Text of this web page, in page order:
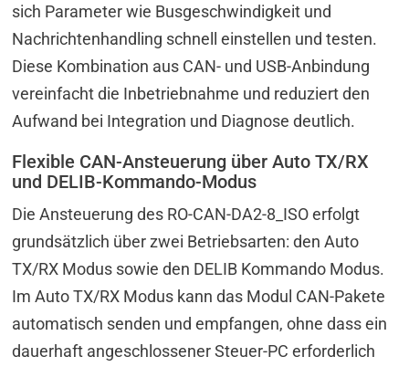
sich Parameter wie Busgeschwindigkeit und
Nachrichtenhandling schnell einstellen und testen.
Diese Kombination aus CAN- und USB-Anbindung
vereinfacht die Inbetriebnahme und reduziert den
Aufwand bei Integration und Diagnose deutlich.
Flexible CAN-Ansteuerung über Auto TX/RX
und DELIB-Kommando-Modus
Die Ansteuerung des RO-CAN-DA2-8_ISO erfolgt
grundsätzlich über zwei Betriebsarten: den Auto
TX/RX Modus sowie den DELIB Kommando Modus.
Im Auto TX/RX Modus kann das Modul CAN-Pakete
automatisch senden und empfangen, ohne dass ein
dauerhaft angeschlossener Steuer-PC erforderlich